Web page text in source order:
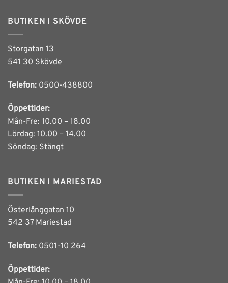
BUTIKEN I SKÖVDE
Storgatan 13
541 30 Skövde
Telefon: 0500-438800
Öppettider:
Mån-Fre: 10.00 – 18.00
Lördag: 10.00 – 14.00
Söndag: Stängt
BUTIKEN I MARIESTAD
Österlånggatan 10
542 37 Mariestad
Telefon: 0501-10 264
Öppettider: